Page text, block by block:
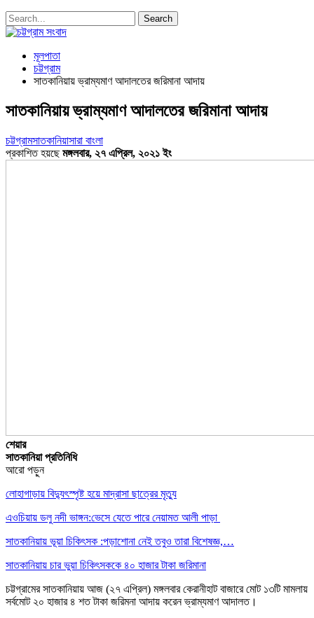
মূলপাতা
চট্টগ্রাম
সাতকানিয়ায় ভ্রাম্যমাণ আদালতের জরিমানা আদায়
সাতকানিয়ায় ভ্রাম্যমাণ আদালতের জরিমানা আদায়
চট্টগ্রামসাতকানিয়াসারা বাংলা
প্রকাশিত হয়ছেমঙ্গলবার, ২৭ এপ্রিল, ২০২১ ইং
শেয়ার
সাতকানিয়া প্রতিনিধি
আরো পড়ুন
লোহাগাড়ায় বিদ্যুৎস্পৃষ্ট হয়ে মাদ্রাসা ছাত্রের মৃত্যু
এওচিয়ায় ডলু নদী ভাঙ্গন:ভেসে যেতে পারে নেয়ামত আলী পাড়া
সাতকানিয়ায় ভূয়া চিকিৎসক :পড়াশোনা নেই তবুও তারা বিশেষজ্ঞ,…
সাতকানিয়ায় চার ভুয়া চিকিৎসককে ৪০ হাজার টাকা জরিমানা
চট্টগ্রামের সাতকানিয়ায় আজ (২৭ এপ্রিল) মঙ্গলবার কেরানীহাট বাজারে মোট ১৩টি মামলায়
সর্বমোট ২০ হাজার ৪ শত টাকা জরিমনা আদায় করেন ভ্রাম্যমাণ আদালত।